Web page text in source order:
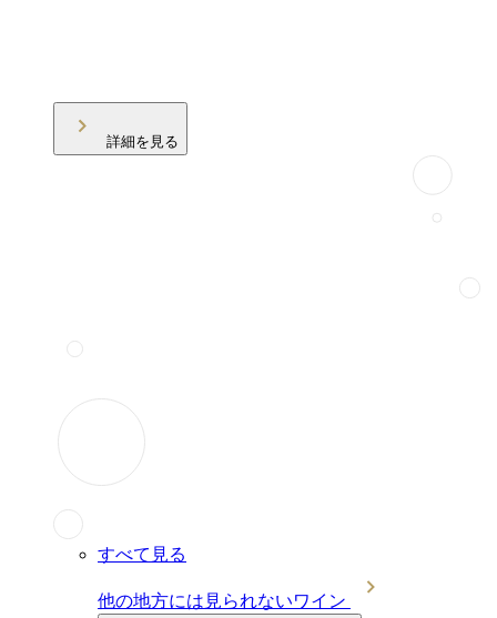
詳細を見る
すべて見る
他の地方には見られないワイン